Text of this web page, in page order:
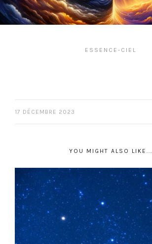
ESSENCE-CIEL
17 DÉCEMBRE 2023
YOU MIGHT ALSO LIKE...